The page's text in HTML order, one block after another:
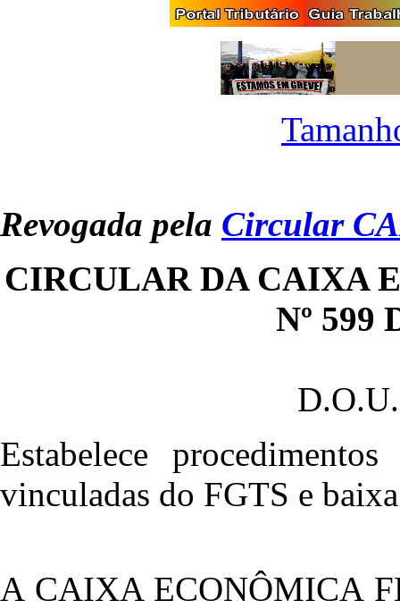
Revogada pela Circular
CIRCULAR DA CAIXA
Nº 599
Estabelece
vinculadas do FGTS e
A CAIXA ECONÔMICA